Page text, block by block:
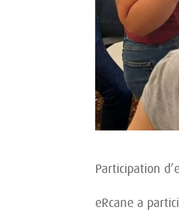
Participation
eRcane a